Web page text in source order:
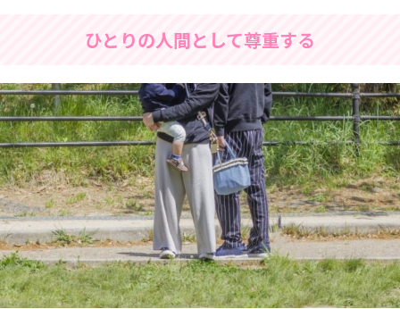
ひとりの人間として尊重する